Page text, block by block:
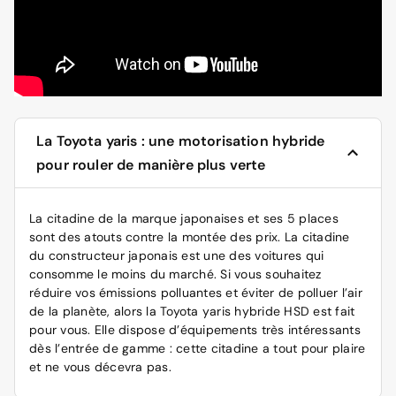
La Toyota yaris : une motorisation hybride
pour rouler de manière plus verte
La citadine de la marque japonaises et ses 5 places
sont des atouts contre la montée des prix. La citadine
du constructeur japonais est une des voitures qui
consomme le moins du marché. Si vous souhaitez
réduire vos émissions polluantes et éviter de polluer l’air
de la planète, alors la Toyota yaris hybride HSD est fait
pour vous. Elle dispose d’équipements très intéressants
dès l’entrée de gamme : cette citadine a tout pour plaire
et ne vous décevra pas.